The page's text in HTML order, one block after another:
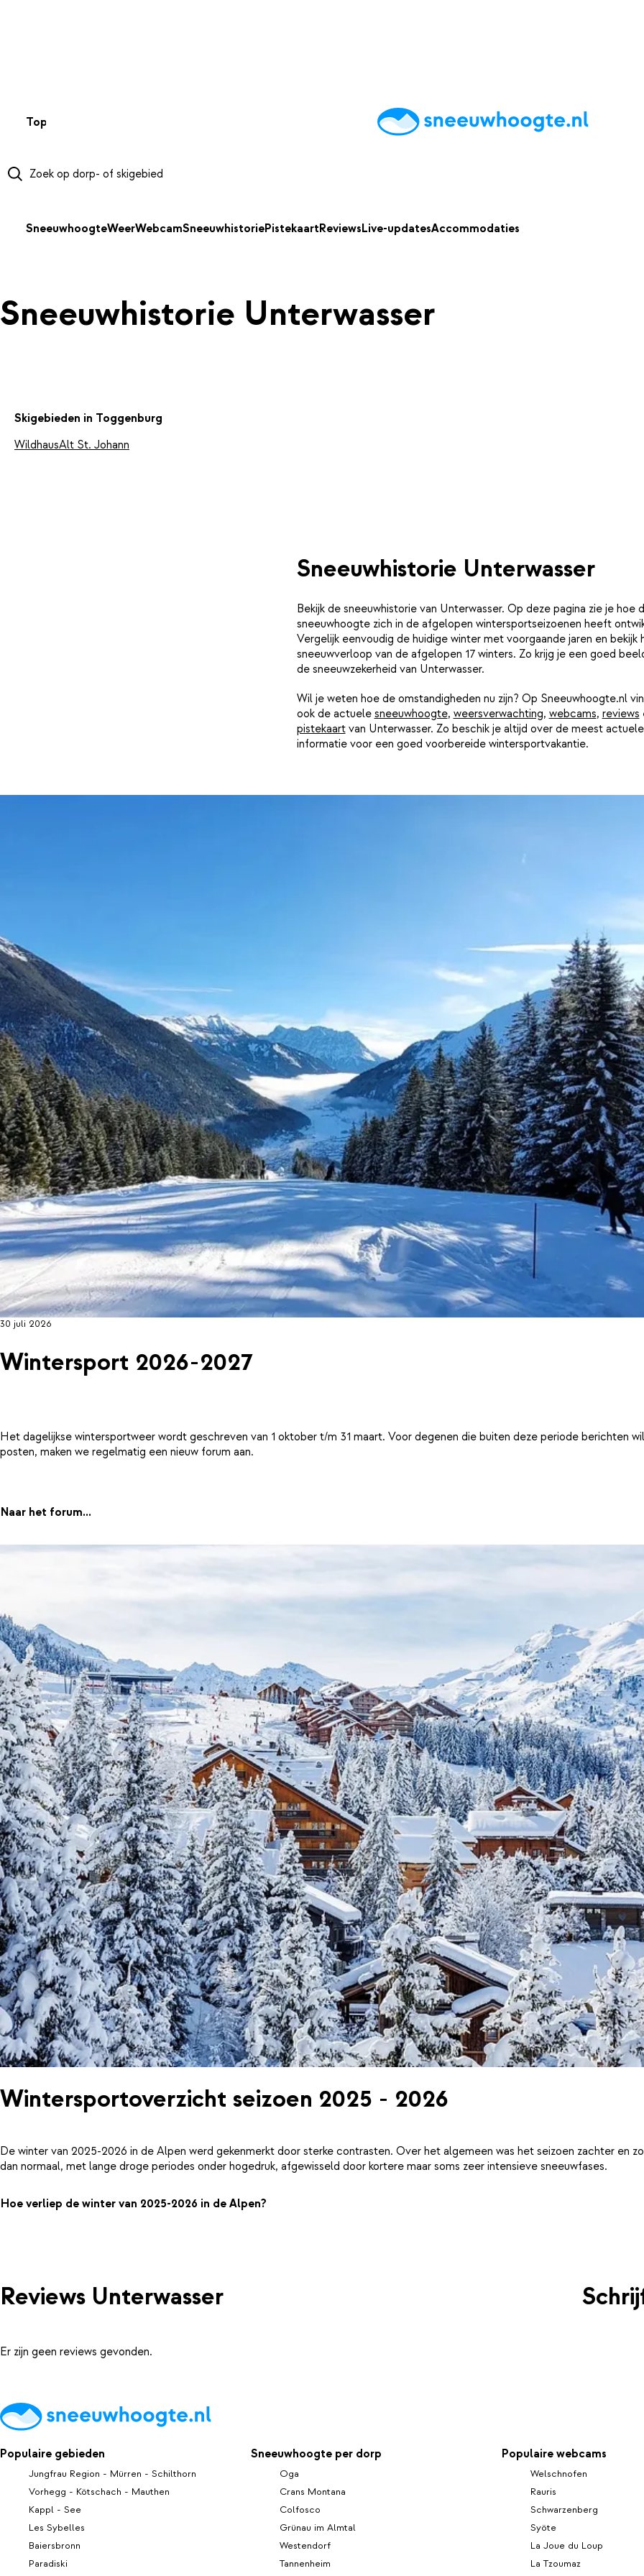
Top 50 AccommodatiesTipsReviewsLive updatesApp
SneeuwhoogteWeerWebcamSneeuwhistoriePistekaartReviewsLive-updatesAccommodaties
Sneeuwhistorie Unterwasser
Skigebieden in Toggenburg
WildhausAlt St. Johann
Sneeuwhistorie Unterwasser
Bekijk de sneeuwhistorie van Unterwasser. Op deze pagina zie je hoe
sneeuwhoogte zich in de afgelopen wintersportseizoenen heeft
Vergelijk eenvoudig de huidige winter met voorgaande jaren en bekijk
sneeuwverloop van de afgelopen 17 winters. Zo krijg je een goed
de sneeuwzekerheid van Unterwasser.
Wil je weten hoe de omstandigheden nu zijn? Op Sneeuwhoogte.nl
ook de actuele sneeuwhoogte, weersverwachting, webcams, reviews
pistekaartvan Unterwasser. Zo beschik je altijd over de meest actuele
informatie voor een goed voorbereide wintersportvakantie.
30 juli 2026
Wintersport 2026-2027
Het dagelijkse wintersportweer wordt geschreven van 1 oktober t/m 31 maart. Voor degenen die buiten deze periode berichten
posten, maken we regelmatig een nieuw forum aan.
Naar het forum...
Wintersportoverzicht seizoen 2025 - 2026
De winter van 2025-2026 in de Alpen werd gekenmerkt door sterke contrasten. Over het algemeen was het seizoen zachter en
dan normaal, met lange droge periodes onder hogedruk, afgewisseld door kortere maar soms zeer intensieve sneeuwfases.
Hoe verliep de winter van 2025-2026 in de Alpen?
Reviews Unterwasser
Er zijn geen reviews gevonden.
Populaire gebieden
Jungfrau Region - Mürren - Schilthorn
Vorhegg - Kötschach - Mauthen
Kappl - See
Les Sybelles
Baiersbronn
Paradiski
Sneeuwhoogte per dorp
Oga
Crans Montana
Colfosco
Grünau im Almtal
Westendorf
Tannenheim
Populaire webcams
Welschnofen
Rauris
Schwarzenberg
Syöte
La Joue du Loup
La Tzoumaz